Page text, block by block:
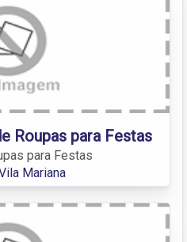
Roupas para Festas
para Festas
Mariana